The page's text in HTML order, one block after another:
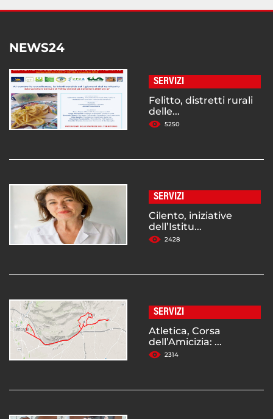
NEWS24
SERVIZI
Felitto, distretti rurali
delle...
5250
SERVIZI
Cilento, iniziative
dell’Istitu...
2428
SERVIZI
Atletica, Corsa
dell’Amicizia: ...
2314